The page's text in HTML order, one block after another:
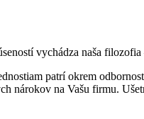
vychádza naša
patrí okrem
nárokov na Vašu firmu.